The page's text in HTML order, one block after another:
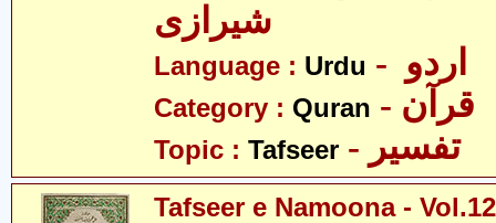
شیرازی
Language : Urdu
Category : Quran - قرآن
Topic : Tafseer - تفسیر
Tafseer e Namoona - Vol.12